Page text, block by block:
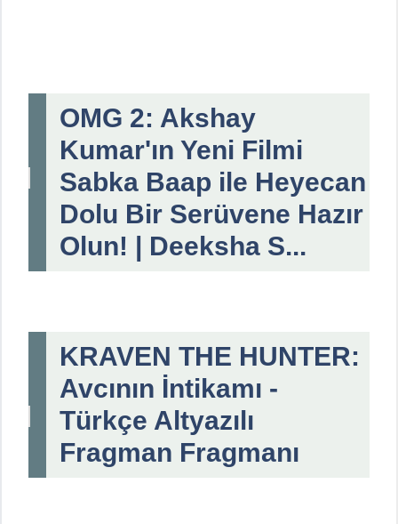
OMG 2: Akshay
Kumar'ın Yeni Filmi
Sabka Baap ile Heyecan
Dolu Bir Serüvene Hazır
Olun! | Deeksha S...
KRAVEN THE HUNTER:
Avcının İntikamı -
Türkçe Altyazılı
Fragman Fragmanı